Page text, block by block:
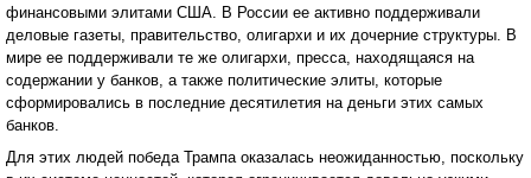
финансовыми элитами США. В России ее активно поддерживали
деловые газеты, правительство, олигархи и их дочерние структуры. В
мире ее поддерживали те же олигархи, пресса, находящаяся на
содержании у банков, а также политические элиты, которые
сформировались в последние десятилетия на деньги этих самых
банков.
Для этих людей победа Трампа оказалась неожиданностью, поскольку